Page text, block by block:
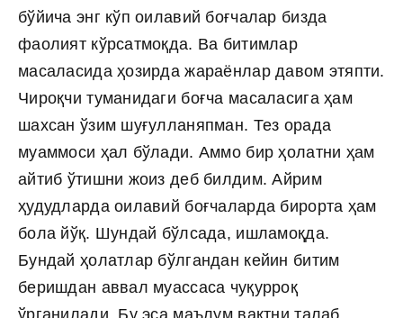
бўйича энг кўп оилавий боғчалар бизда
фаолият кўрсатмоқда. Ва битимлар
масаласида ҳозирда жараёнлар давом этяпти.
Чироқчи туманидаги боғча масаласига ҳам
шахсан ўзим шуғулланяпман. Тез орада
муаммоси ҳал бўлади. Аммо бир ҳолатни ҳам
айтиб ўтишни жоиз деб билдим. Айрим
ҳудудларда оилавий боғчаларда бирорта ҳам
бола йўқ. Шундай бўлсада, ишламоқда.
Бундай ҳолатлар бўлгандан кейин битим
беришдан аввал муассаса чуқурроқ
ўрганилади. Бу эса маълум вақтни талаб